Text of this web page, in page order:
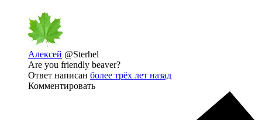
Алексей @Sterhel
Are you friendly beaver?
Ответ написан более трёх лет назад
Комментировать